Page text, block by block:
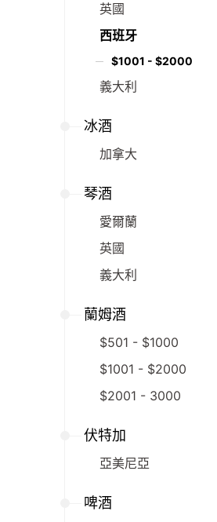
英國
西班牙
$1001 - $2000
義大利
冰酒
加拿大
琴酒
愛爾蘭
英國
義大利
蘭姆酒
$501 - $1000
$1001 - $2000
$2001 - 3000
伏特加
亞美尼亞
啤酒